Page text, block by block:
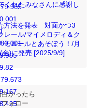
くれたみなさんに感謝し
方法を発表 対面かつ3
レール/マイメロディ＆ク
モロールとあそぼう！/月
金)に発売 [2025/9/9]
かったら
ォロー